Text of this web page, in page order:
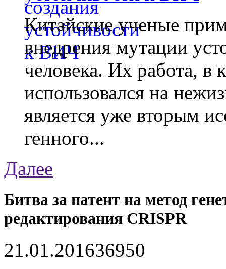
Китайские ученые
внедрения мутации
человека. Их работа, в
использовался на
является уже вторым
генного...
Далее
Битва за патент на метод
редактирования CRISPR
21.01.201636950